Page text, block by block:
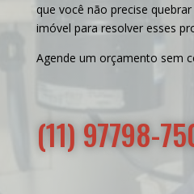
que você não precise
imóvel para resolver esses
Agende um orçamento sem
(11) 97798-